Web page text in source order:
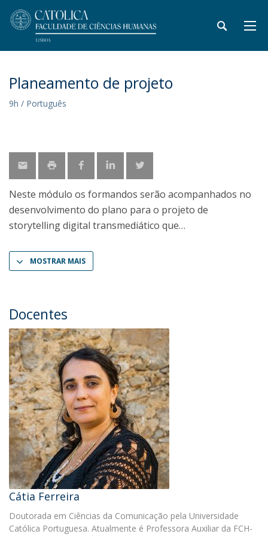
Planeamento de projeto
9h / Português
Neste módulo os formandos serão acompanhados no
desenvolvimento do plano para o projeto de
storytelling digital transmediático que
MOSTRAR MAIS
Docentes
Cátia Ferreira
Doutorada em Ciências da Comunicação pela Universidade
Católica Portuguesa. Atualmente é Professora Auxiliar da FCH-